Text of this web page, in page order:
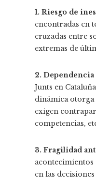
1. Riesgo de
encontradas en
cruzadas entre
extremas de
2.
Junts en
dinámica
exigen
competencias,
3. Fragilidad
en las